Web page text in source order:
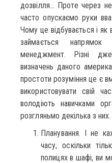
дозвілля… Проте через
часто опускаємо руки
Чому це відбувається і як
займається
менеджмент. Різні
визначень даного
простоти розуміння це є
використовувати свій
володіють навичками
розгляньмо декілька з них.
Планування. І не
часу, оскільки
полицях в шафі, ви